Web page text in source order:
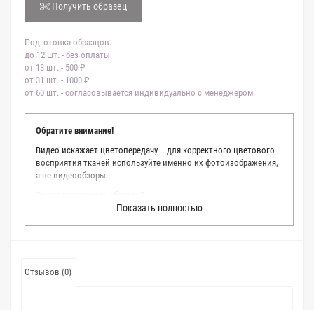
Получить образец
Подготовка образцов:
до 12 шт. - без оплаты
от 13 шт. - 500 ₽
от 31 шт. - 1000 ₽
от 60 шт. - согласовывается индивидуально с менеджером
Обратите внимание!
Видео искажает цветопередачу – для корректного цветового
восприятия тканей используйте именно их фотоизображения,
а не видеообзоры.
Мы делаем все возможное, чтобы точно описать цвет каждой
ткани из нашего каталога. Мы осматриваем и фотографируем
точное соответствие цветов из-за одного простого факта:
Показать полностью
Отзывов (0)